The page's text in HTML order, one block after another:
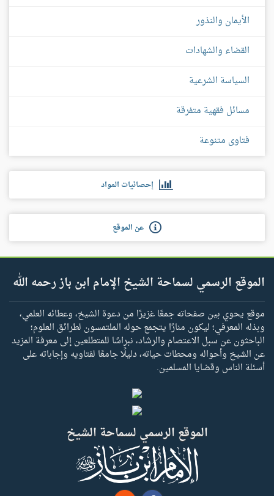
الأيمان والنذور
القضاء والشهادات
السياسة الشرعية
مسائل فقهية متفرقة
فتاوى متنوعة
إحصائيات المواد
عن الموقع
الموقع الرسمي لسماحة الشيخ الإمام ابن باز رحمه الله
موقع يحوي بين صفحاته جمعًا غزيرًا من دعوة الشيخ، وعطائه العلمي،
وبذله المعرفي؛ ليكون منارًا يتجمع حوله الملتمسون لطرائق العلوم؛
الباحثون عن سبل الاعتصام والرشاد، نبراسًا للمتطلعين إلى معرفة المزيد
عن الشيخ وأحواله ومحطات حياته، دليلًا جامعًا لفتاويه وإجاباته على
أسئلة الناس وقضايا المسلمين.
الموقع الرسمي لسماحة الشيخ